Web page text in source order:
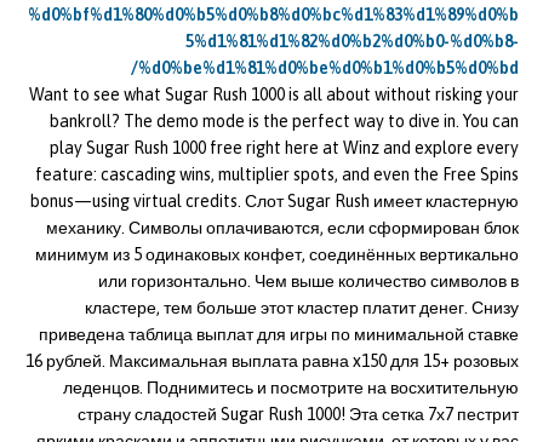
%d0%bf%d1%80%d0%b5%d0%b8%d0%bc%d1%83%d1%89%d0%b
5%d1%81%d1%82%d0%b2%d0%b0-%d0%b8-
%d0%be%d1%81%d0%be%d0%b1%d0%b5%d0%bd/
Want to see what Sugar Rush 1000 is all about without risking your
bankroll? The demo mode is the perfect way to dive in. You can
play Sugar Rush 1000 free right here at Winz and explore every
feature: cascading wins, multiplier spots, and even the Free Spins
bonus—using virtual credits. Слот Sugar Rush имеет кластерную
механику. Символы оплачиваются, если сформирован блок
минимум из 5 одинаковых конфет, соединённых вертикально
или горизонтально. Чем выше количество символов в
кластере, тем больше этот кластер платит денег. Снизу
приведена таблица выплат для игры по минимальной ставке
16 рублей. Максимальная выплата равна x150 для 15+ розовых
леденцов. Поднимитесь и посмотрите на восхитительную
страну сладостей Sugar Rush 1000! Эта сетка 7х7 пестрит